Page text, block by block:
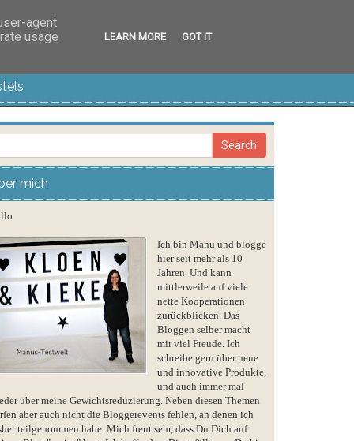
mich
Ich bin Manu und blogge
hier seit mehr als 10
Jahren. Und kann
mittlerweile auf viele
nette Kooperationen
zurückblicken. Das
Bloggen selber macht
mir viel Freude. Ich
schreibe gern über neue
und innovative Produkte,
und auch immer mal
über meine Gewichtsreduzierung. Neben diesen Themen
aber auch nicht die Bloggerevents fehlen, an denen ich
teilgenommen habe. Mich freut sehr, dass Du Dich auf
agent
usage
LEARN MORE GOT IT